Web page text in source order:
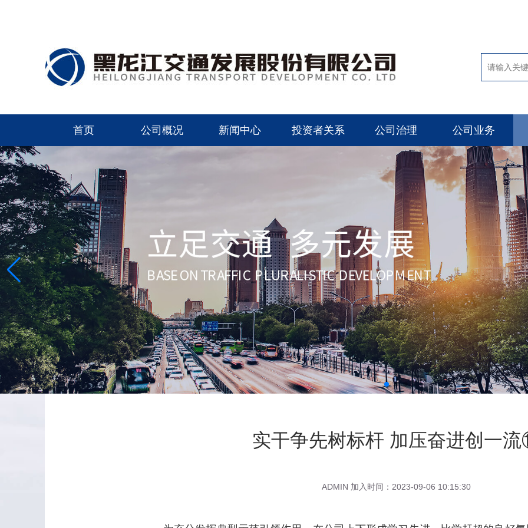
首页 公司概况 新闻中心 投资者关系 公司治理 公司业务
实干争先树标杆 加压奋进创一
ADMIN 加入时间：2023-09-06 10:15:30